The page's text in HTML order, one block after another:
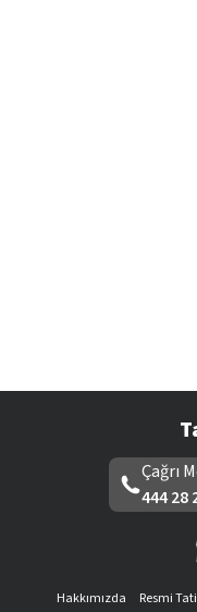
Çağrı
444 28
Hakkımızda Resmi